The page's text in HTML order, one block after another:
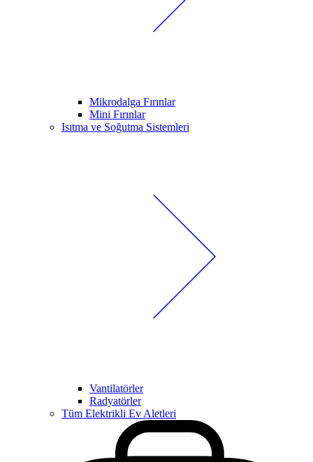
Mikrodalga Fırınlar
Mini Fırınlar
Isıtma ve Soğutma Sistemleri
Vantilatörler
Radyatörler
Tüm Elektrikli Ev Aletleri